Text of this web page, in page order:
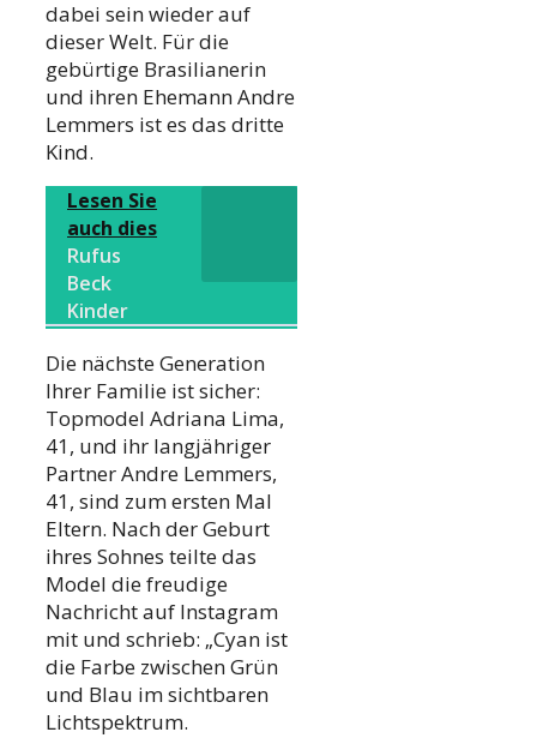
dabei sein wieder auf
dieser Welt. Für die
gebürtige Brasilianerin
und ihren Ehemann Andre
Lemmers ist es das dritte
Kind.
Lesen Sie
auch dies
Rufus
Beck
Kinder
Die nächste Generation
Ihrer Familie ist sicher:
Topmodel Adriana Lima,
41, und ihr langjähriger
Partner Andre Lemmers,
41, sind zum ersten Mal
Eltern. Nach der Geburt
ihres Sohnes teilte das
Model die freudige
Nachricht auf Instagram
mit und schrieb: „Cyan ist
die Farbe zwischen Grün
und Blau im sichtbaren
Lichtspektrum.